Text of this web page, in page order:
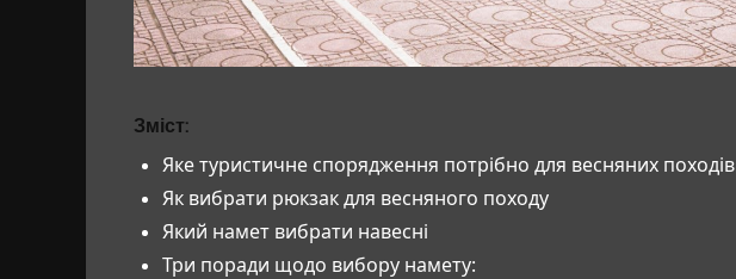
Зміст:
Яке туристичне спорядження потрібно для весняних походів
Як вибрати рюкзак для весняного походу
Який намет вибрати навесні
Три поради щодо вибору намету: